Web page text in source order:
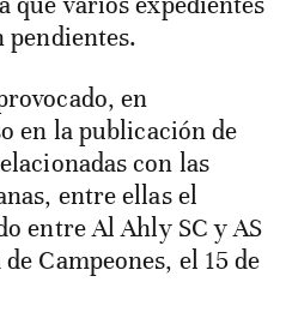
en
en la publicación de
con las
entre ellas el
entre Al Ahly SC y AS
Campeones, el 15 de